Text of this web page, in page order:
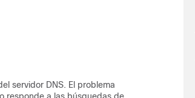
servidor DNS. El problema